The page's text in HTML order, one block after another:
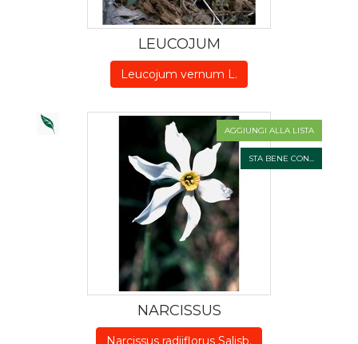
LEUCOJUM
Leucojum vernum L.
AGGIUNGI ALLA LISTA
STA BENE CON...
NARCISSUS
Narcissus radiiflorus Salisb.